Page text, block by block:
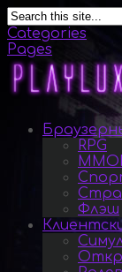
Categories
Pages
RPG
Флэш